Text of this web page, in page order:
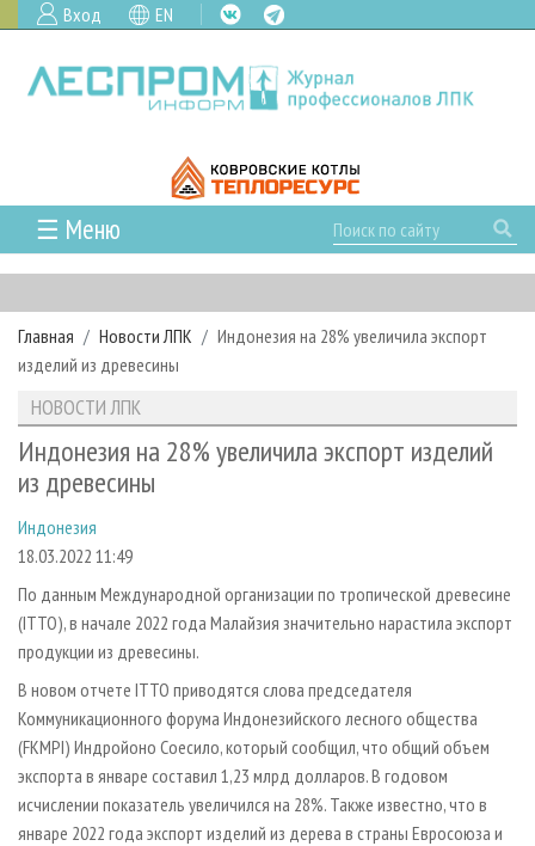
Вход EN
☰ Меню
ГЛАВНАЯ
РУБРИКИ И ТЕМЫ
РУБРИКИ ЖУРНАЛА
ЛЕСОЗАГОТОВКА
ЛЕСОПИЛЕНИЕ
СУШКА ДРЕВЕСИНЫ
ПРОИЗВОДСТВО ДРЕВЕСНЫХ ПЛИТ
ДЕРЕВЯННОЕ ДОМОСТРОЕНИЕ
ПРОИЗВОДСТВО МЕБЕЛИ
БИОЭНЕРГЕТИКА
ЦБП
ИНСТРУМЕНТ И МАТЕРИАЛЫ
НОВОСТИ
НОВОСТИ ЛПК
НОВОСТИ ЖУРНАЛА
ПРОЕКТЫ ЛПИ
АНАЛИТИКА
ПРЕДПРИЯТИЯ ЛПК
ПЕРСОНЫ
МОБИЛЬНЫЕ ВЫСТАВКИ
ОФИЦИАЛЬНЫЕ ДЕЛЕГАЦИИ
RUSSIAN FORESTRY REVIEW
ГАЗЕТА ЛЕСПРОМФОРУМ
БИБЛИОТЕКА СПЕЦИАЛИСТА
АРХИВ ЖУРНАЛОВ
О ЖУРНАЛЕ
КОНТАКТЫ
РЕКЛАМОДАТЕЛЯМ
РЕКЛАМА
РЕКЛАМА НА САЙТЕ
Главная Новости ЛПК
Индонезия на 28% увеличила экспорт
изделий из древесины
НОВОСТИ ЛПК
Индонезия на 28% увеличила экспорт изделий
из древесины
Индонезия
18.03.2022 11:49
По данным Международной организации по тропической древесине
(ITTO), в начале 2022 года Малайзия значительно нарастила экспорт
продукции из древесины.
В новом отчете ITTO приводятся слова председателя
Коммуникационного форума Индонезийского лесного общества
(FKMPI) Индройоно Соесило, который сообщил, что общий объем
экспорта в январе составил 1,23 млрд долларов. В годовом
исчислении показатель увеличился на 28%. Также известно, что в
январе 2022 года экспорт изделий из дерева в страны Евросоюза и